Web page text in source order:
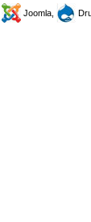
Joomla,